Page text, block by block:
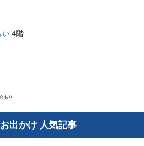
い 4階
あり
出かけ 人気記事